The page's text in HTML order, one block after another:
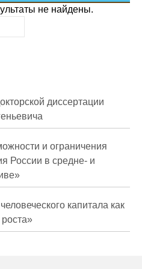
не найдены.
диссертации
и ограничения
России в средне- и
капитала как